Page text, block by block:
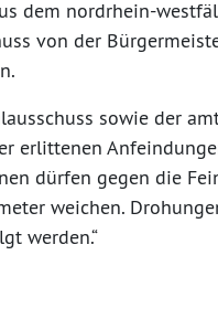
dem nordrhein-
von der
sowie der
erlittenen
dürfen gegen die
weichen.
werden.“